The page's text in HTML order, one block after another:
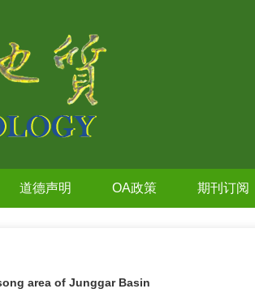
道德声明 OA政策 期刊订阅
area of Junggar Basin